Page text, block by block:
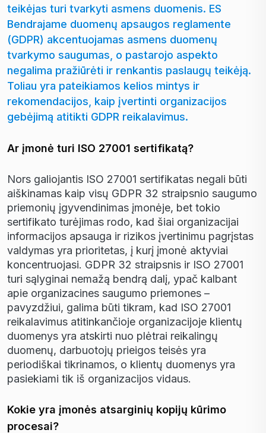
teikėjas turi tvarkyti asmens duomenis. ES
Bendrajame duomenų apsaugos reglamente
(GDPR) akcentuojamas asmens duomenų
tvarkymo saugumas, o pastarojo aspekto
negalima pražiūrėti ir renkantis paslaugų teikėją.
Toliau yra pateikiamos kelios mintys ir
rekomendacijos, kaip įvertinti organizacijos
gebėjimą atitikti GDPR reikalavimus.
Ar įmonė turi ISO 27001 sertifikatą?
Nors galiojantis ISO 27001 sertifikatas negali būti
aiškinamas kaip visų GDPR 32 straipsnio saugumo
priemonių įgyvendinimas įmonėje, bet tokio
sertifikato turėjimas rodo, kad šiai organizacijai
informacijos apsauga ir rizikos įvertinimu pagrįstas
valdymas yra prioritetas, į kurį įmonė aktyviai
koncentruojasi. GDPR 32 straipsnis ir ISO 27001
turi sąlyginai nemažą bendrą dalį, ypač kalbant
apie organizacines saugumo priemones –
pavyzdžiui, galima būti tikram, kad ISO 27001
reikalavimus atitinkančioje organizacijoje klientų
duomenys yra atskirti nuo plėtrai reikalingų
duomenų, darbuotojų prieigos teisės yra
periodiškai tikrinamos, o klientų duomenys yra
pasiekiami tik iš organizacijos vidaus.
Kokie yra įmonės atsarginių kopijų kūrimo
procesai?